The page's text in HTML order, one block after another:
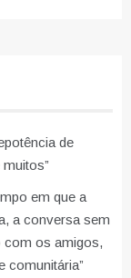
de
em que a
a conversa sem
com os amigos,
comunitária”